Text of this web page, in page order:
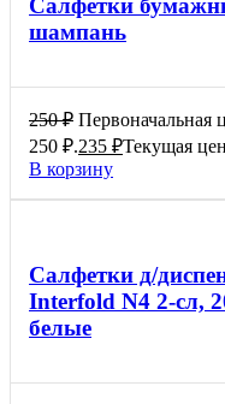
Салфетки
шампань
250₽ Первоначальная
250 ₽.235 ₽Текущая
В корзину
Салфетки д/
Interfold N4 2-сл,
белые